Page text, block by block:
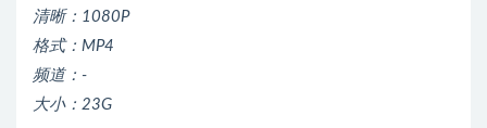
清晰：1080P
格式：MP4
频道：-
大小：23G